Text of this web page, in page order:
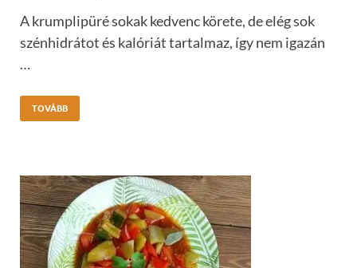
A krumplipüré sokak kedvenc körete, de elég sok
szénhidrátot és kalóriát tartalmaz, így nem igazán
…
TOVÁBB